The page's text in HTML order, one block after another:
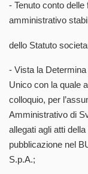
- Tenuto conto
amministrativo
dello Statuto
- Vista la Determina
Unico con la quale
colloquio, per
Amministrativo di
allegati agli atti
pubblicazione nel
S.p.A.;